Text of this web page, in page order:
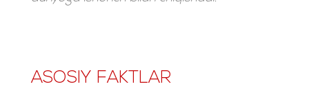
ASOSIY FAKTLAR